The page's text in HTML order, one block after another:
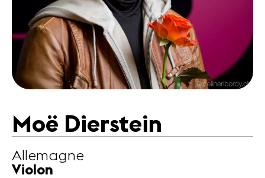
Home
Professeurs
Camp
Concerts
Actualités
Partenaires
Actualités
Concerts
Médiation
Moë Dierstein
Allemagne
Violon